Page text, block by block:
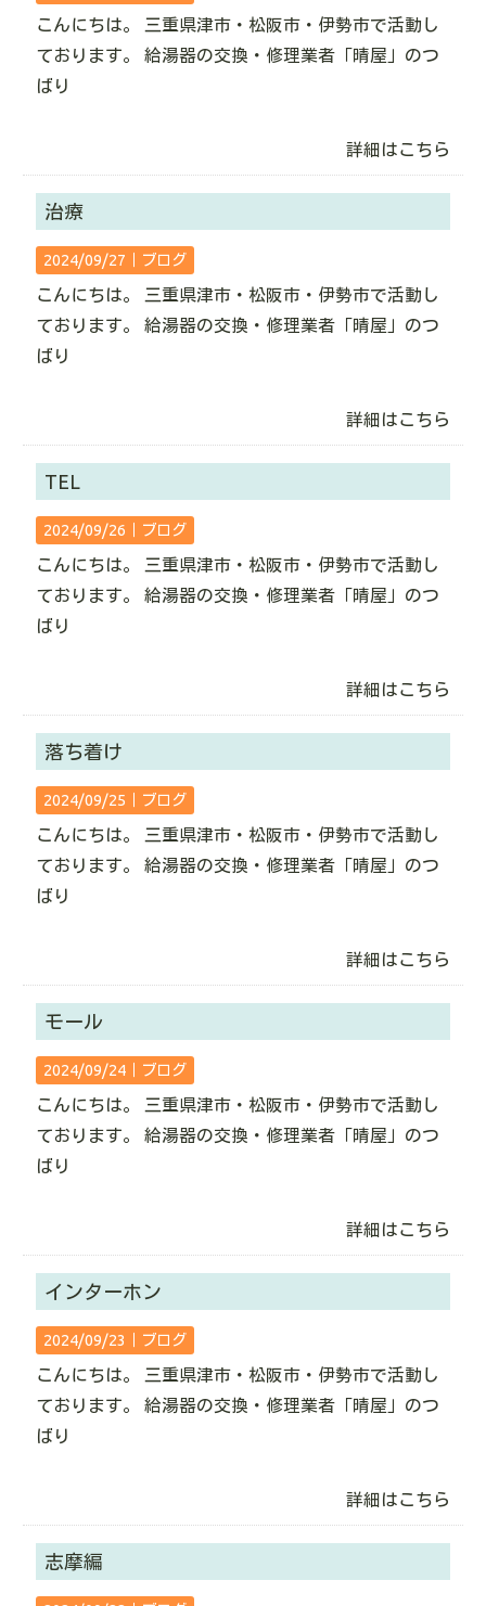
こんにちは。 三重県津市・松阪市・伊勢市で活動し
ております。 給湯器の交換・修理業者「晴屋」のつ
ばり
詳細はこちら
治療
2024/09/27｜ ブログ
こんにちは。 三重県津市・松阪市・伊勢市で活動し
ております。 給湯器の交換・修理業者「晴屋」のつ
ばり
詳細はこちら
TEL
2024/09/26｜ ブログ
こんにちは。 三重県津市・松阪市・伊勢市で活動し
ております。 給湯器の交換・修理業者「晴屋」のつ
ばり
詳細はこちら
落ち着け
2024/09/25｜ ブログ
こんにちは。 三重県津市・松阪市・伊勢市で活動し
ております。 給湯器の交換・修理業者「晴屋」のつ
ばり
詳細はこちら
モール
2024/09/24｜ ブログ
こんにちは。 三重県津市・松阪市・伊勢市で活動し
ております。 給湯器の交換・修理業者「晴屋」のつ
ばり
詳細はこちら
インターホン
2024/09/23｜ ブログ
こんにちは。 三重県津市・松阪市・伊勢市で活動し
ております。 給湯器の交換・修理業者「晴屋」のつ
ばり
詳細はこちら
志摩編